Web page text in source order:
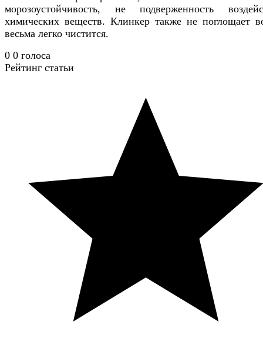
морозоустойчивость, не подверженность
химических веществ. Клинкер также не поглощает
весьма легко чистится.
0 0 голоса
Рейтинг статьи